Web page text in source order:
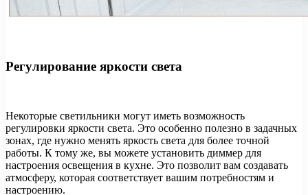
Регулирование яркости света
Некоторые светильники могут иметь возможность
регулировки яркости света. Это особенно полезно в задачных
зонах, где нужно менять яркость света для более точной
работы. К тому же, вы можете установить диммер для
настроения освещения в кухне. Это позволит вам создавать
атмосферу, которая соответствует вашим потребностям и
настроению.